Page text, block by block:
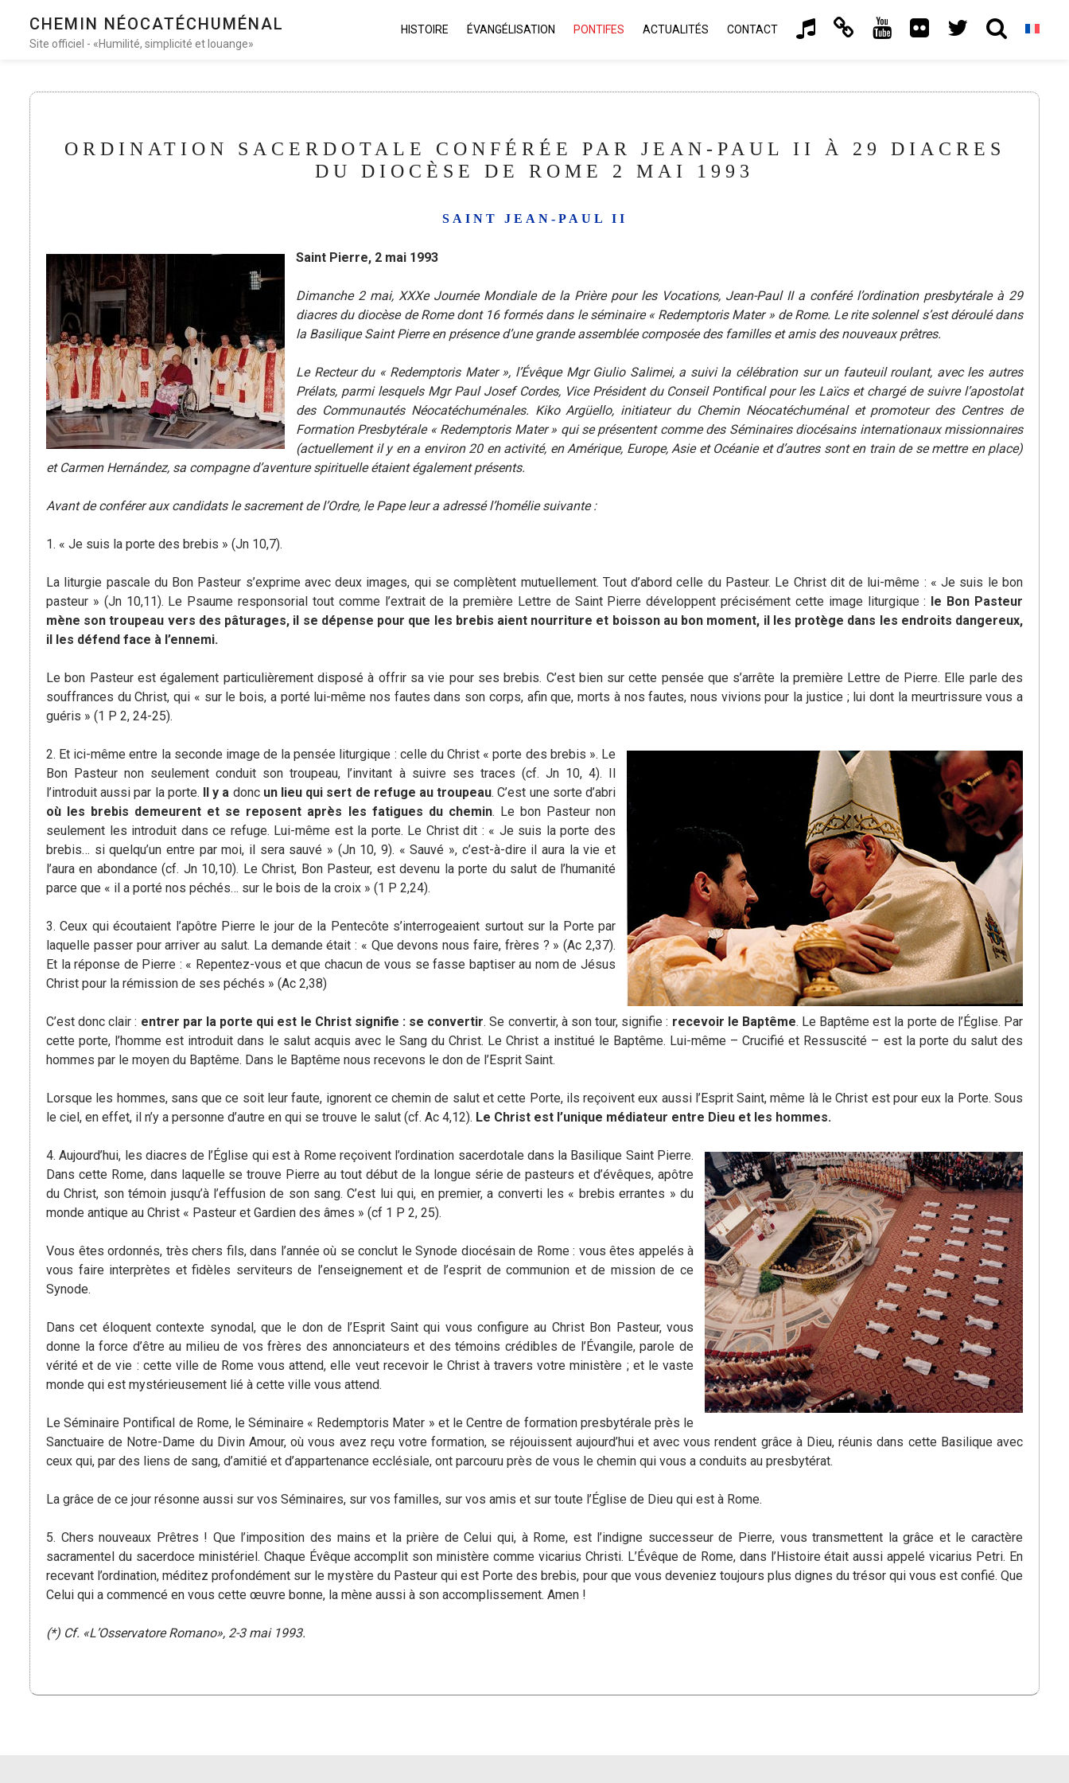
CHEMIN NÉOCATÉCHUMÉNAL
Site officiel - «Humilité, simplicité et louange»
HISTOIRE ÉVANGÉLISATION PONTIFES ACTUALITÉS CONTACT
ORDINATION SACERDOTALE CONFÉRÉE PAR JEAN-PAUL II À 29 DIACRES
DU DIOCÈSE DE ROME 2 MAI 1993
SAINT JEAN-PAUL II
Saint Pierre, 2 mai 1993
Dimanche 2 mai, XXXe Journée Mondiale de la Prière pour les Vocations, Jean-Paul II a conféré l’ordination presbytérale à 29
diacres du diocèse de Rome dont 16 formés dans le séminaire « Redemptoris Mater » de Rome. Le rite solennel s’est déroulé dans
la Basilique Saint Pierre en présence d’une grande assemblée composée des familles et amis des nouveaux prêtres.
Le Recteur du « Redemptoris Mater », l’Évêque Mgr Giulio Salimei, a suivi la célébration sur un fauteuil roulant, avec les autres
Prélats, parmi lesquels Mgr Paul Josef Cordes, Vice Président du Conseil Pontifical pour les Laïcs et chargé de suivre l’apostolat
des Communautés Néocatéchuménales. Kiko Argüello, initiateur du Chemin Néocatéchuménal et promoteur des Centres de
Formation Presbytérale « Redemptoris Mater » qui se présentent comme des Séminaires diocésains internationaux missionnaires
(actuellement il y en a environ 20 en activité, en Amérique, Europe, Asie et Océanie et d’autres sont en train de se mettre en place)
et Carmen Hernández, sa compagne d’aventure spirituelle étaient également présents.
Avant de conférer aux candidats le sacrement de l’Ordre, le Pape leur a adressé l’homélie suivante :
1. « Je suis la porte des brebis » (Jn 10,7).
La liturgie pascale du Bon Pasteur s’exprime avec deux images, qui se complètent mutuellement. Tout d’abord celle du Pasteur. Le Christ dit de lui-même : « Je suis le bon
pasteur » (Jn 10,11). Le Psaume responsorial tout comme l’extrait de la première Lettre de Saint Pierre développent précisément cette image liturgique :
le Bon Pasteur
mène son troupeau vers des pâturages, il se dépense pour que les brebis aient nourriture et boisson au bon moment, il les protège dans les endroits dangereux,
il les défend face à l’ennemi.
Le bon Pasteur est également particulièrement disposé à offrir sa vie pour ses brebis. C’est bien sur cette pensée que s’arrête la première Lettre de Pierre. Elle parle des
souffrances du Christ, qui « sur le bois, a porté lui-même nos fautes dans son corps, afin que, morts à nos fautes, nous vivions pour la justice ; lui dont la meurtrissure vous a
guéris » (1 P 2, 24-25).
2. Et ici-même entre la seconde image de la pensée liturgique : celle du Christ « porte des brebis ». Le
Bon Pasteur non seulement conduit son troupeau, l’invitant à suivre ses traces (cf. Jn 10, 4). Il
l’introduit aussi par la porte.
Il y a donc un lieu qui sert de refuge au troupeau. C’est une sorte d’abri
où les brebis demeurent et se reposent après les fatigues du chemin. Le bon Pasteur non
seulement les introduit dans ce refuge. Lui-même est la porte. Le Christ dit : « Je suis la porte des
brebis… si quelqu’un entre par moi, il sera sauvé » (Jn 10, 9). « Sauvé », c’est-à-dire il aura la vie et
l’aura en abondance (cf. Jn 10,10). Le Christ, Bon Pasteur, est devenu la porte du salut de l’humanité
parce que « il a porté nos péchés… sur le bois de la croix » (1 P 2,24).
3. Ceux qui écoutaient l’apôtre Pierre le jour de la Pentecôte s’interrogeaient surtout sur la Porte par
laquelle passer pour arriver au salut. La demande était : « Que devons nous faire, frères ? » (Ac 2,37).
Et la réponse de Pierre : « Repentez-vous et que chacun de vous se fasse baptiser au nom de Jésus
Christ pour la rémission de ses péchés » (Ac 2,38)
C’est donc clair : entrer par la porte qui est le Christ signifie : se convertir. Se convertir, à son tour, signifie : recevoir le Baptême. Le Baptême est la porte de l’Église. Par
cette porte, l’homme est introduit dans le salut acquis avec le Sang du Christ. Le Christ a institué le Baptême. Lui-même – Crucifié et Ressuscité – est la porte du salut des
hommes par le moyen du Baptême. Dans le Baptême nous recevons le don de l’Esprit Saint.
Lorsque les hommes, sans que ce soit leur faute, ignorent ce chemin de salut et cette Porte, ils reçoivent eux aussi l’Esprit Saint, même là le Christ est pour eux la Porte. Sous
le ciel, en effet, il n’y a personne d’autre en qui se trouve le salut (cf. Ac 4,12). Le Christ est l’unique médiateur entre Dieu et les hommes.
4. Aujourd’hui, les diacres de l’Église qui est à Rome reçoivent l’ordination sacerdotale dans la Basilique Saint Pierre.
Dans cette Rome, dans laquelle se trouve Pierre au tout début de la longue série de pasteurs et d’évêques, apôtre
du Christ, son témoin jusqu’à l’effusion de son sang. C’est lui qui, en premier, a converti les « brebis errantes » du
monde antique au Christ « Pasteur et Gardien des âmes » (cf 1 P 2, 25).
Vous êtes ordonnés, très chers fils, dans l’année où se conclut le Synode diocésain de Rome : vous êtes appelés à
vous faire interprètes et fidèles serviteurs de l’enseignement et de l’esprit de communion et de mission de ce
Synode.
Dans cet éloquent contexte synodal, que le don de l’Esprit Saint qui vous configure au Christ Bon Pasteur, vous
donne la force d’être au milieu de vos frères des annonciateurs et des témoins crédibles de l’Évangile, parole de
vérité et de vie : cette ville de Rome vous attend, elle veut recevoir le Christ à travers votre ministère ; et le vaste
monde qui est mystérieusement lié à cette ville vous attend.
Le Séminaire Pontifical de Rome, le Séminaire « Redemptoris Mater » et le Centre de formation presbytérale près le
Sanctuaire de Notre-Dame du Divin Amour, où vous avez reçu votre formation, se réjouissent aujourd’hui et avec vous rendent grâce à Dieu, réunis dans cette Basilique avec
ceux qui, par des liens de sang, d’amitié et d’appartenance ecclésiale, ont parcouru près de vous le chemin qui vous a conduits au presbytérat.
La grâce de ce jour résonne aussi sur vos Séminaires, sur vos familles, sur vos amis et sur toute l’Église de Dieu qui est à Rome.
5. Chers nouveaux Prêtres ! Que l’imposition des mains et la prière de Celui qui, à Rome, est l’indigne successeur de Pierre, vous transmettent la grâce et le caractère
sacramentel du sacerdoce ministériel. Chaque Évêque accomplit son ministère comme vicarius Christi. L’Évêque de Rome, dans l’Histoire était aussi appelé vicarius Petri. En
recevant l’ordination, méditez profondément sur le mystère du Pasteur qui est Porte des brebis, pour que vous deveniez toujours plus dignes du trésor qui vous est confié. Que
Celui qui a commencé en vous cette œuvre bonne, la mène aussi à son accomplissement. Amen !
(*) Cf. «L’Osservatore Romano», 2-3 mai 1993.